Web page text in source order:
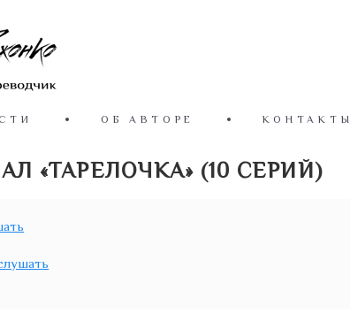
ОБ АВТОРЕ КОНТАКТЫ
«ТАРЕЛОЧКА» (10 СЕРИЙ)